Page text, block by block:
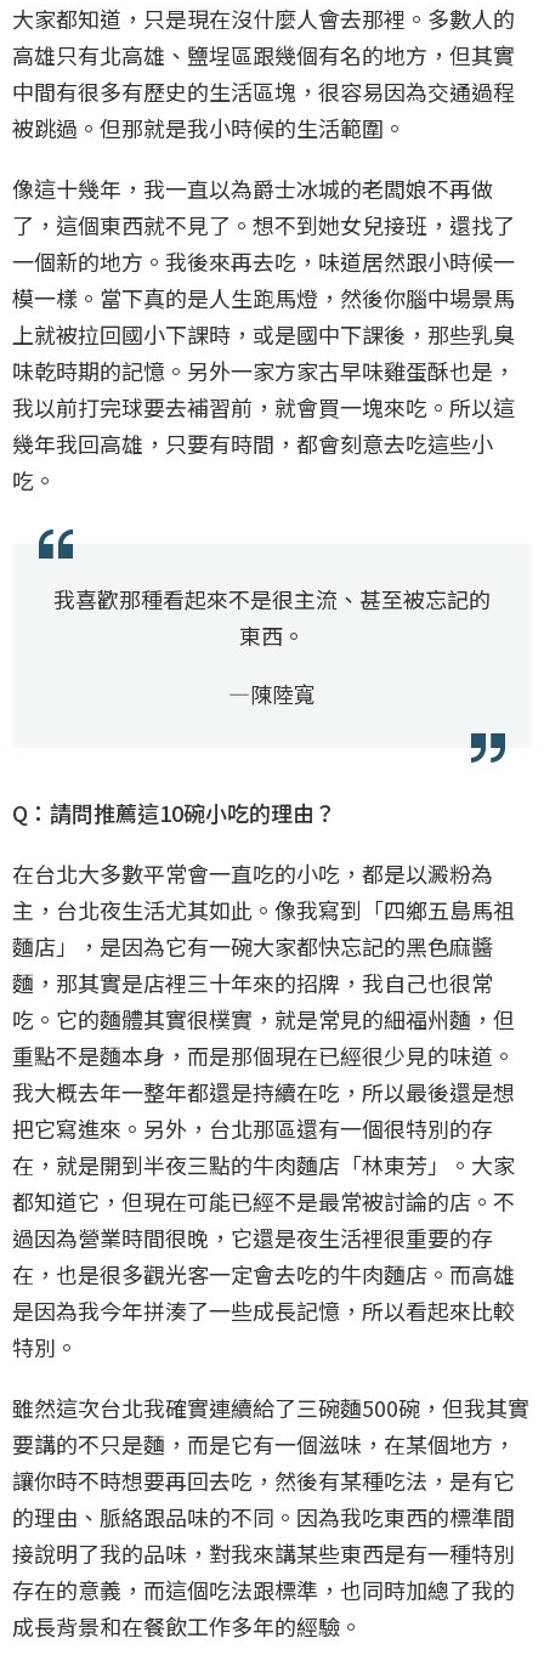
大家都知道，只是現在沒什麼人會去那裡。多數人的
高雄只有北高雄、鹽埕區跟幾個有名的地方，但其實
中間有很多有歷史的生活區塊，很容易因為交通過程
被跳過。但那就是我小時候的生活範圍。
像這十幾年，我一直以為爵士冰城的老闆娘不再做
了，這個東西就不見了。想不到她女兒接班，還找了
一個新的地方。我後來再去吃，味道居然跟小時候一
模一樣。當下真的是人生跑馬燈，然後你腦中場景馬
上就被拉回國小下課時，或是國中下課後，那些乳臭
味乾時期的記憶。另外一家方家古早味雞蛋酥也是，
我以前打完球要去補習前，就會買一塊來吃。所以這
幾年我回高雄，只要有時間，都會刻意去吃這些小
吃。
我喜歡那種看起來不是很主流、甚至被忘記的
東西。
—陳陸寬
Q：請問推薦這10碗小吃的理由？
在台北大多數平常會一直吃的小吃，都是以澱粉為
主，台北夜生活尤其如此。像我寫到「四鄉五島馬祖
麵店」，是因為它有一碗大家都快忘記的黑色麻醬
麵，那其實是店裡三十年來的招牌，我自己也很常
吃。它的麵體其實很樸實，就是常見的細福州麵，但
重點不是麵本身，而是那個現在已經很少見的味道。
我大概去年一整年都還是持續在吃，所以最後還是想
把它寫進來。另外，台北那區還有一個很特別的存
在，就是開到半夜三點的牛肉麵店「林東芳」。大家
都知道它，但現在可能已經不是最常被討論的店。不
過因為營業時間很晚，它還是夜生活裡很重要的存
在，也是很多觀光客一定會去吃的牛肉麵店。而高雄
是因為我今年拼湊了一些成長記憶，所以看起來比較
特別。
雖然這次台北我確實連續給了三碗麵500碗，但我其實
要講的不只是麵，而是它有一個滋味，在某個地方，
讓你時不時想要再回去吃，然後有某種吃法，是有它
的理由、脈絡跟品味的不同。因為我吃東西的標準間
接說明了我的品味，對我來講某些東西是有一種特別
存在的意義，而這個吃法跟標準，也同時加總了我的
成長背景和在餐飲工作多年的經驗。